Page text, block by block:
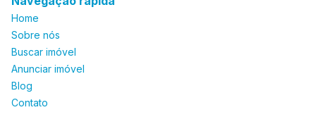
Home
Sobre nós
Buscar imóvel
Anunciar imóvel
Blog
Contato